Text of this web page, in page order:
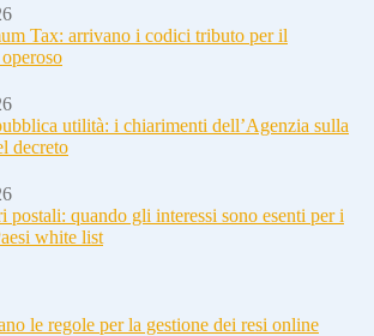
Tax: arrivano i codici tributo per il
utilità: i chiarimenti dell’Agenzia sulla
decreto
quando gli interessi sono esenti per i
white list
le regole per la gestione dei resi online